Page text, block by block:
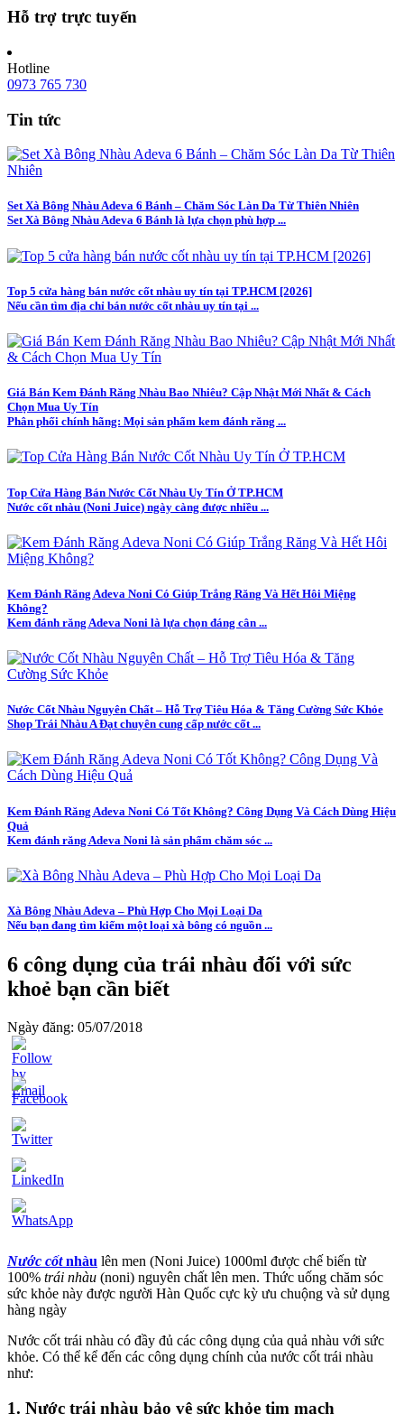
Hỗ trợ trực tuyến
Hotline
0973 765 730
Tin tức
Set Xà Bông Nhàu Adeva 6 Bánh – Chăm Sóc Làn Da Từ Thiên Nhiên
Set Xà Bông Nhàu Adeva 6 Bánh là lựa chọn phù hợp ...
Top 5 cửa hàng bán nước cốt nhàu uy tín tại TP.HCM [2026]
Nếu cần tìm địa chỉ bán nước cốt nhàu uy tín tại ...
Giá Bán Kem Đánh Răng Nhàu Bao Nhiêu? Cập Nhật Mới Nhất & Cách
Chọn Mua Uy Tín
Phân phối chính hãng: Mọi sản phẩm kem đánh răng ...
Top Cửa Hàng Bán Nước Cốt Nhàu Uy Tín Ở TP.HCM
Nước cốt nhàu (Noni Juice) ngày càng được nhiều ...
Kem Đánh Răng Adeva Noni Có Giúp Trắng Răng Và Hết Hôi Miệng
Không?
Kem đánh răng Adeva Noni là lựa chọn đáng cân ...
Nước Cốt Nhàu Nguyên Chất – Hỗ Trợ Tiêu Hóa & Tăng Cường Sức Khỏe
Shop Trái Nhàu A Đạt chuyên cung cấp nước cốt ...
Kem Đánh Răng Adeva Noni Có Tốt Không? Công Dụng Và Cách Dùng Hiệu
Quả
Kem đánh răng Adeva Noni là sản phẩm chăm sóc ...
Xà Bông Nhàu Adeva – Phù Hợp Cho Mọi Loại Da
Nếu bạn đang tìm kiếm một loại xà bông có nguồn ...
6 công dụng của trái nhàu đối với sức
khoẻ bạn cần biết
Ngày đăng: 05/07/2018
Nước cốtnhàu lên men (Noni Juice) 1000ml được chế biến từ
100% trái nhàu (noni) nguyên chất lên men. Thức uống chăm sóc
sức khỏe này được người Hàn Quốc cực kỳ ưu chuộng và sử dụng
hàng ngày
Nước cốt trái nhàu có đầy đủ các công dụng của quả nhàu với sức
khỏe. Có thể kể đến các công dụng chính của nước cốt trái nhàu
như:
1. Nước trái nhàu bảo vệ sức khỏe tim mạch